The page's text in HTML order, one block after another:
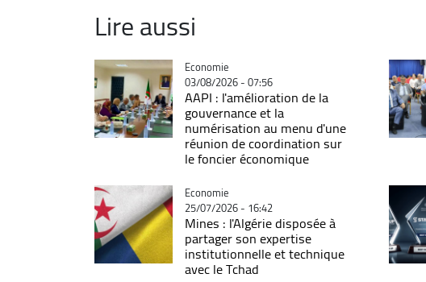
Lire aussi
Catégorie
Economie
03/08/2026 - 07:56
AAPI : l'amélioration de la
gouvernance et la
numérisation au menu d'une
réunion de coordination sur
le foncier économique
Catégorie
Economie
25/07/2026 - 16:42
Mines : l'Algérie disposée à
partager son expertise
institutionnelle et technique
avec le Tchad